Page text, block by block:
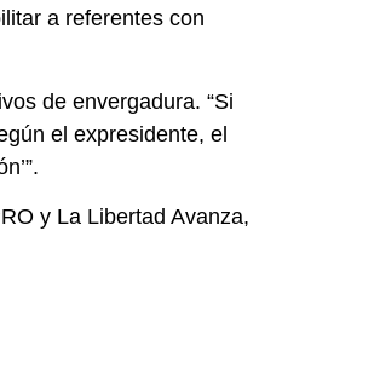
a referentes con
de envergadura. “Si
el expresidente, el
y La Libertad Avanza,